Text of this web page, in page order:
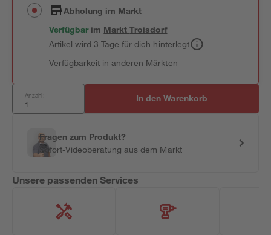
Abholung im Markt
Verfügbar im MarktTroisdorf
Artikel wird 3 Tage für dich hinterlegt
Verfügbarkeit in anderen Märkten
Anzahl: In den Warenkorb
Fragen zum Produkt?
Sofort-Videoberatung aus dem Markt
Unsere passenden Services